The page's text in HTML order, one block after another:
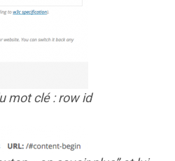
mot clé : row id